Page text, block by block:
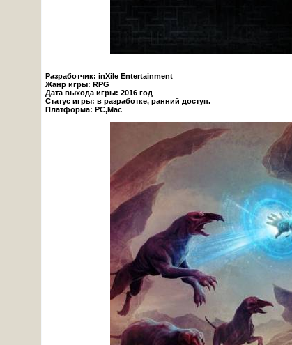
Разработчик: inXile Entertainment
Жанр игры: RPG
Дата выхода игры: 2016 год
Статус игры: в разработке, ранний доступ.
Платформа: PC,Mac